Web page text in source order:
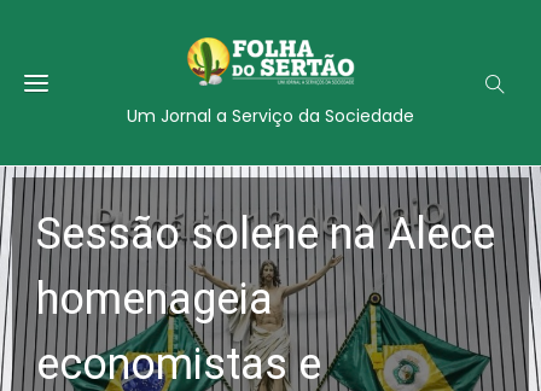
Um Jornal a Serviço da Sociedade
Sessão solene na Alece
homenageia
economistas e